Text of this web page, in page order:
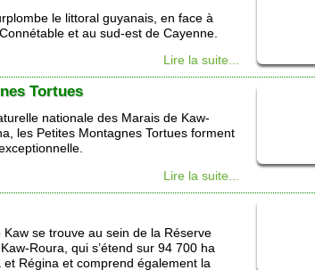
le littoral guyanais, en face à
et au sud-est de Cayenne.
Lire la suite...
Tortues
nationale des Marais de Kaw-
les Petites Montagnes Tortues forment
Lire la suite...
se trouve au sein de la Réserve
Roura, qui s’étend sur 94 700 ha
Régina et comprend également la